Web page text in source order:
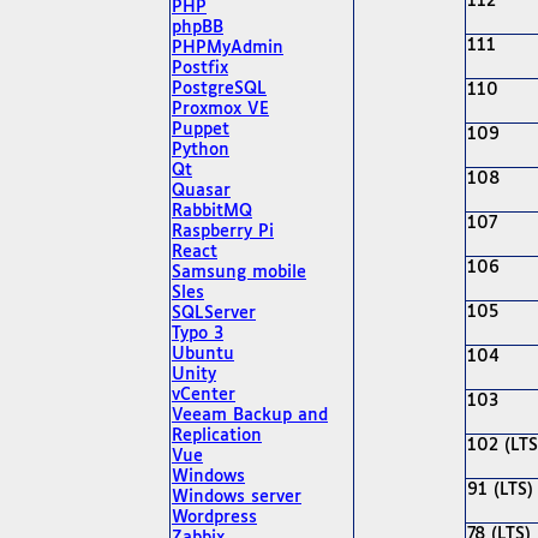
PHP
phpBB
PHPMyAdmin
Postfix
PostgreSQL
Proxmox VE
Puppet
Python
Qt
Quasar
RabbitMQ
Raspberry Pi
React
Samsung mobile
Sles
SQLServer
Typo 3
Ubuntu
Unity
vCenter
Veeam Backup and
Replication
Vue
Windows
Windows server
Wordpress
111
110
109
108
107
106
105
104
103
102
91 (LTS)
78 (LTS)